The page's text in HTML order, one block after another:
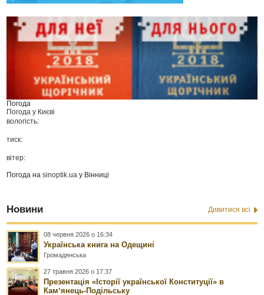
Погода
Погода у Києві
вологість:
тиск:
вітер:
Погода наsinoptik.ua у Вінниці
Новини Дивитися всі
08 червня 2026 о 16:34
Українська книга на Одещині
Громадянська
27 травня 2026 о 17:37
Презентація «Історії української Конституції» в
Камʼянець-Подільську